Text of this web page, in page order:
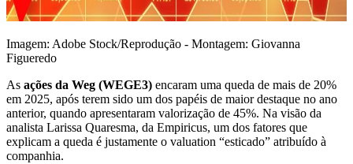
Imagem: Adobe Stock/Reprodução - Montagem: Giovanna
Figueredo
As ações da Weg (WEGE3) encaram uma queda de mais de 20%
em 2025, após terem sido um dos papéis de maior destaque no ano
anterior, quando apresentaram valorização de 45%. Na visão da
analista Larissa Quaresma, da Empiricus, um dos fatores que
explicam a queda é justamente o valuation “esticado” atribuído à
companhia.